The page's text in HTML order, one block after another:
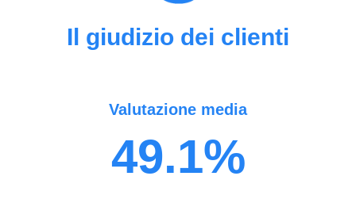
Il giudizio dei clienti
Valutazione media
49.1%